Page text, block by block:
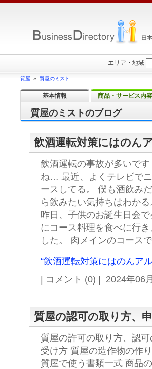
質屋のミストのブログ
飲酒運転対策にはのん
飲酒運転の事故が多いです
ね… 最近、よくテレビで
ースしてる。 僕も酒飲み
ら飲みたい気持ちはわかる
昨日、子供のお誕生日会で
にコース料理を食べに行き
した。 肉メインのコース
“飲酒運転対策にはのんア
| コメント (0) | 2024年06
質屋の認可の取り方、
質屋の許可の取り方、認可
受け方 質屋の造作物の作
質屋で使う書類一式 商品
エリア・地域
質屋 » 質屋のミスト
基本情報 商品・サービス内容